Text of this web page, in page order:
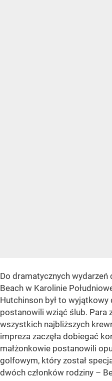
Do dramatycznych
Beach w Karolinie
Hutchinson był to
postanowili wziąć ślub. Para
wszystkich najbliższych
impreza zaczęła dobiegać
małżonkowie postanowili
golfowym, który został
dwóch członków rodziny –